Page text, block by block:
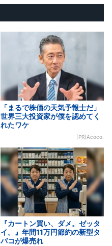
「まるで株価の天気予報士だ」
世界三大投資家が僕を認めてく
れたワケ
[PR]Acoco.
『カートン買い、ダメ。ゼッタ
イ。』年間11万円節約の新型タ
バコが爆売れ